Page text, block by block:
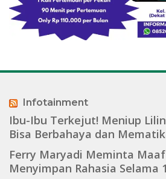
Infotainment
Ibu-Ibu Terkejut! Meniup
Bisa Berbahaya dan
Ferry Maryadi Meminta
Menyimpan Rahasia Selama